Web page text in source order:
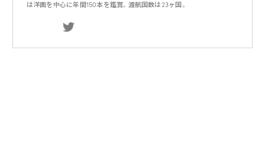
は洋画を中心に年間150本を鑑賞。渡航国数は23ヶ国。